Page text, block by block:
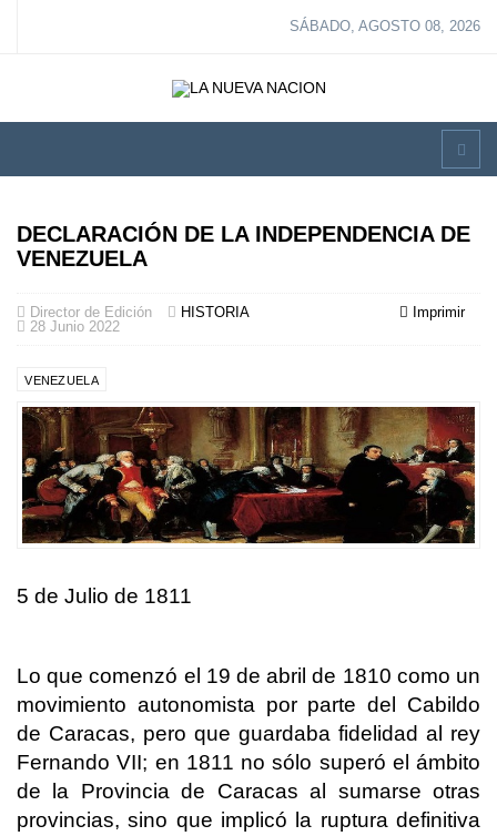
SÁBADO, AGOSTO 08, 2026
DECLARACIÓN DE LA INDEPENDENCIA DE
VENEZUELA
Imprimir
Director de Edición
HISTORIA
28 Junio 2022
VENEZUELA
5 de Julio de 1811
Lo que comenzó el 19 de abril de 1810 como un
movimiento autonomista por parte del Cabildo
de Caracas, pero que guardaba fidelidad al rey
Fernando VII; en 1811 no sólo superó el ámbito
de la Provincia de Caracas al sumarse otras
provincias, sino que implicó la ruptura definitiva